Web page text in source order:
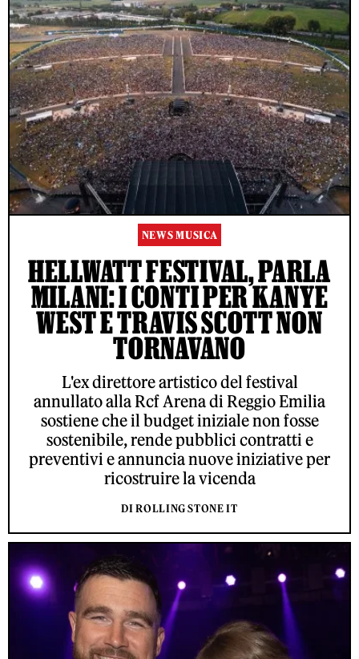
NEWS MUSICA
HELLWATT FESTIVAL, PARLA
MILANI: I CONTI PER KANYE
WEST E TRAVIS SCOTT NON
TORNAVANO
L'ex direttore artistico del festival
annullato alla Rcf Arena di Reggio Emilia
sostiene che il budget iniziale non fosse
sostenibile, rende pubblici contratti e
preventivi e annuncia nuove iniziative per
ricostruire la vicenda
DI ROLLING STONE IT